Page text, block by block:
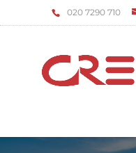
‌020 7290 710